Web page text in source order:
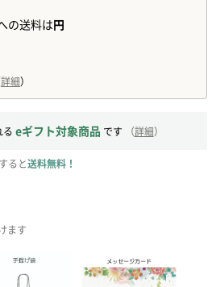
る eギフト対象商品 です （詳細）
ると送料無料！
ます